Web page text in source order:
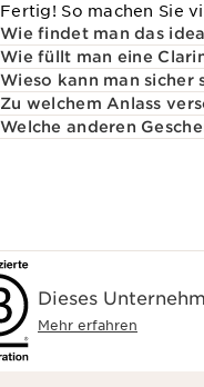
Fertig! So machen Sie
Wie findet man das
Wie füllt man eine
Wieso kann man sicher
Zu welchem Anlass
Welche anderen
Dieses
Mehr erfahren